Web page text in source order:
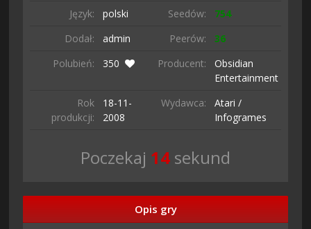
Język:
polski Seedów:
754
Dodał:
admin Peerów:
36
Polubień:
350 Producent:
Obsidian
Entertainment
Rok
produkcji:
18-11-
2008
Wydawca:
Atari /
Infogrames
Poczekaj 13 sekund
Opis gry